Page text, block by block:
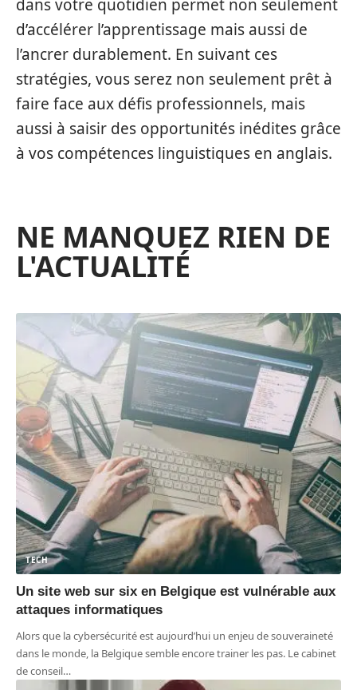
dans votre quotidien permet non seulement
d’accélérer l’apprentissage mais aussi de
l’ancrer durablement. En suivant ces
stratégies, vous serez non seulement prêt à
faire face aux défis professionnels, mais
aussi à saisir des opportunités inédites grâce
à vos compétences linguistiques en anglais.
NE MANQUEZ RIEN DE
L'ACTUALITÉ
TECH
Un site web sur six en Belgique est vulnérable aux
attaques informatiques
Alors que la cybersécurité est aujourd’hui un enjeu de souveraineté
dans le monde, la Belgique semble encore trainer les pas. Le cabinet
de conseil…